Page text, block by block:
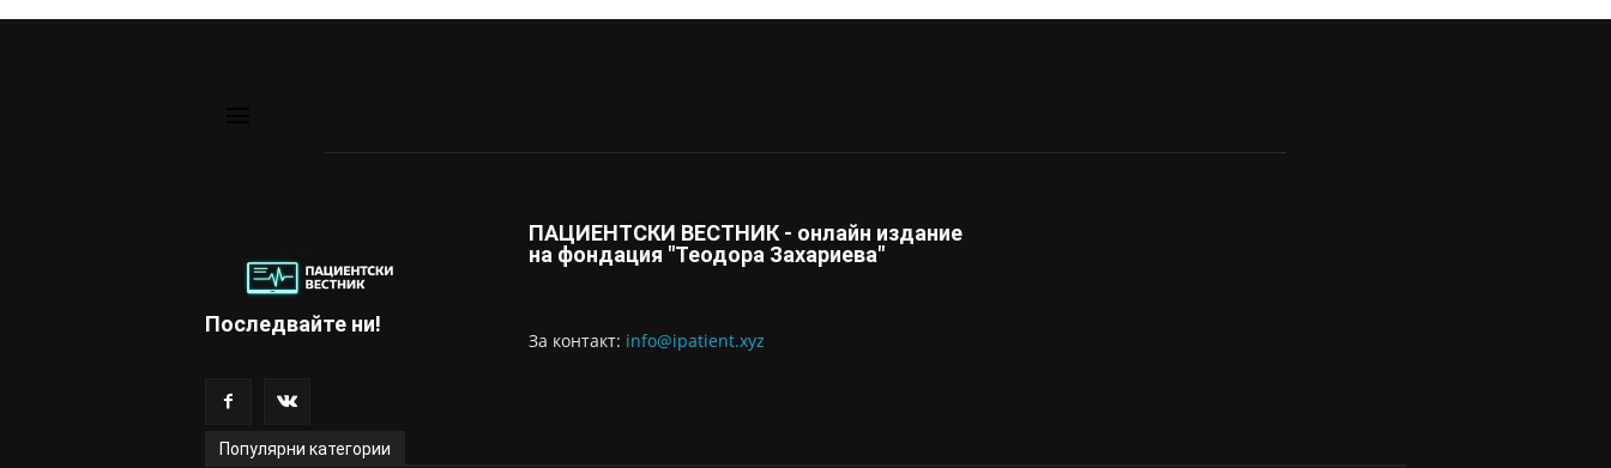
Последвайте ни!
ПАЦИЕНТСКИ ВЕСТНИК - онлайн издание
на фондация "Теодора Захариева"
За контaкт: info@ipatient.xyz
Популярни категории